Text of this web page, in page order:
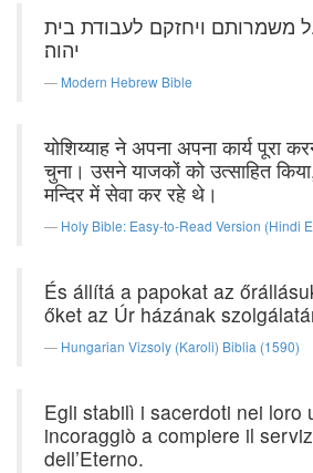
משמרותם ויחזקם לעבודת בית
יהוה׃
Modern Hebrew Bible
योशिय्याह ने अपना अपना कार्य पूरा
चुना। उसने याजकों को उत्साहित
मन्दिर में सेवा कर रहे थे।
Holy Bible: Easy-to-Read Version (Hindi
És állítá a papokat az
őket az Úr házának
Hungarian Vizsoly (Karoli) Biblia (1590)
Egli stabilì i sacerdoti nei loro
incoraggiò a compiere il
dell’Eterno.